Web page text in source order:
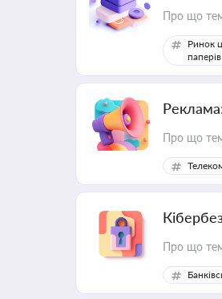
Про що
Ринок
паперів
Про що
Про що